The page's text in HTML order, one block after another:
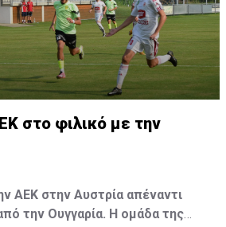
στο φιλικό με την
ΑΕΚ στην Αυστρία απέναντι
την Ουγγαρία. Η ομάδα της